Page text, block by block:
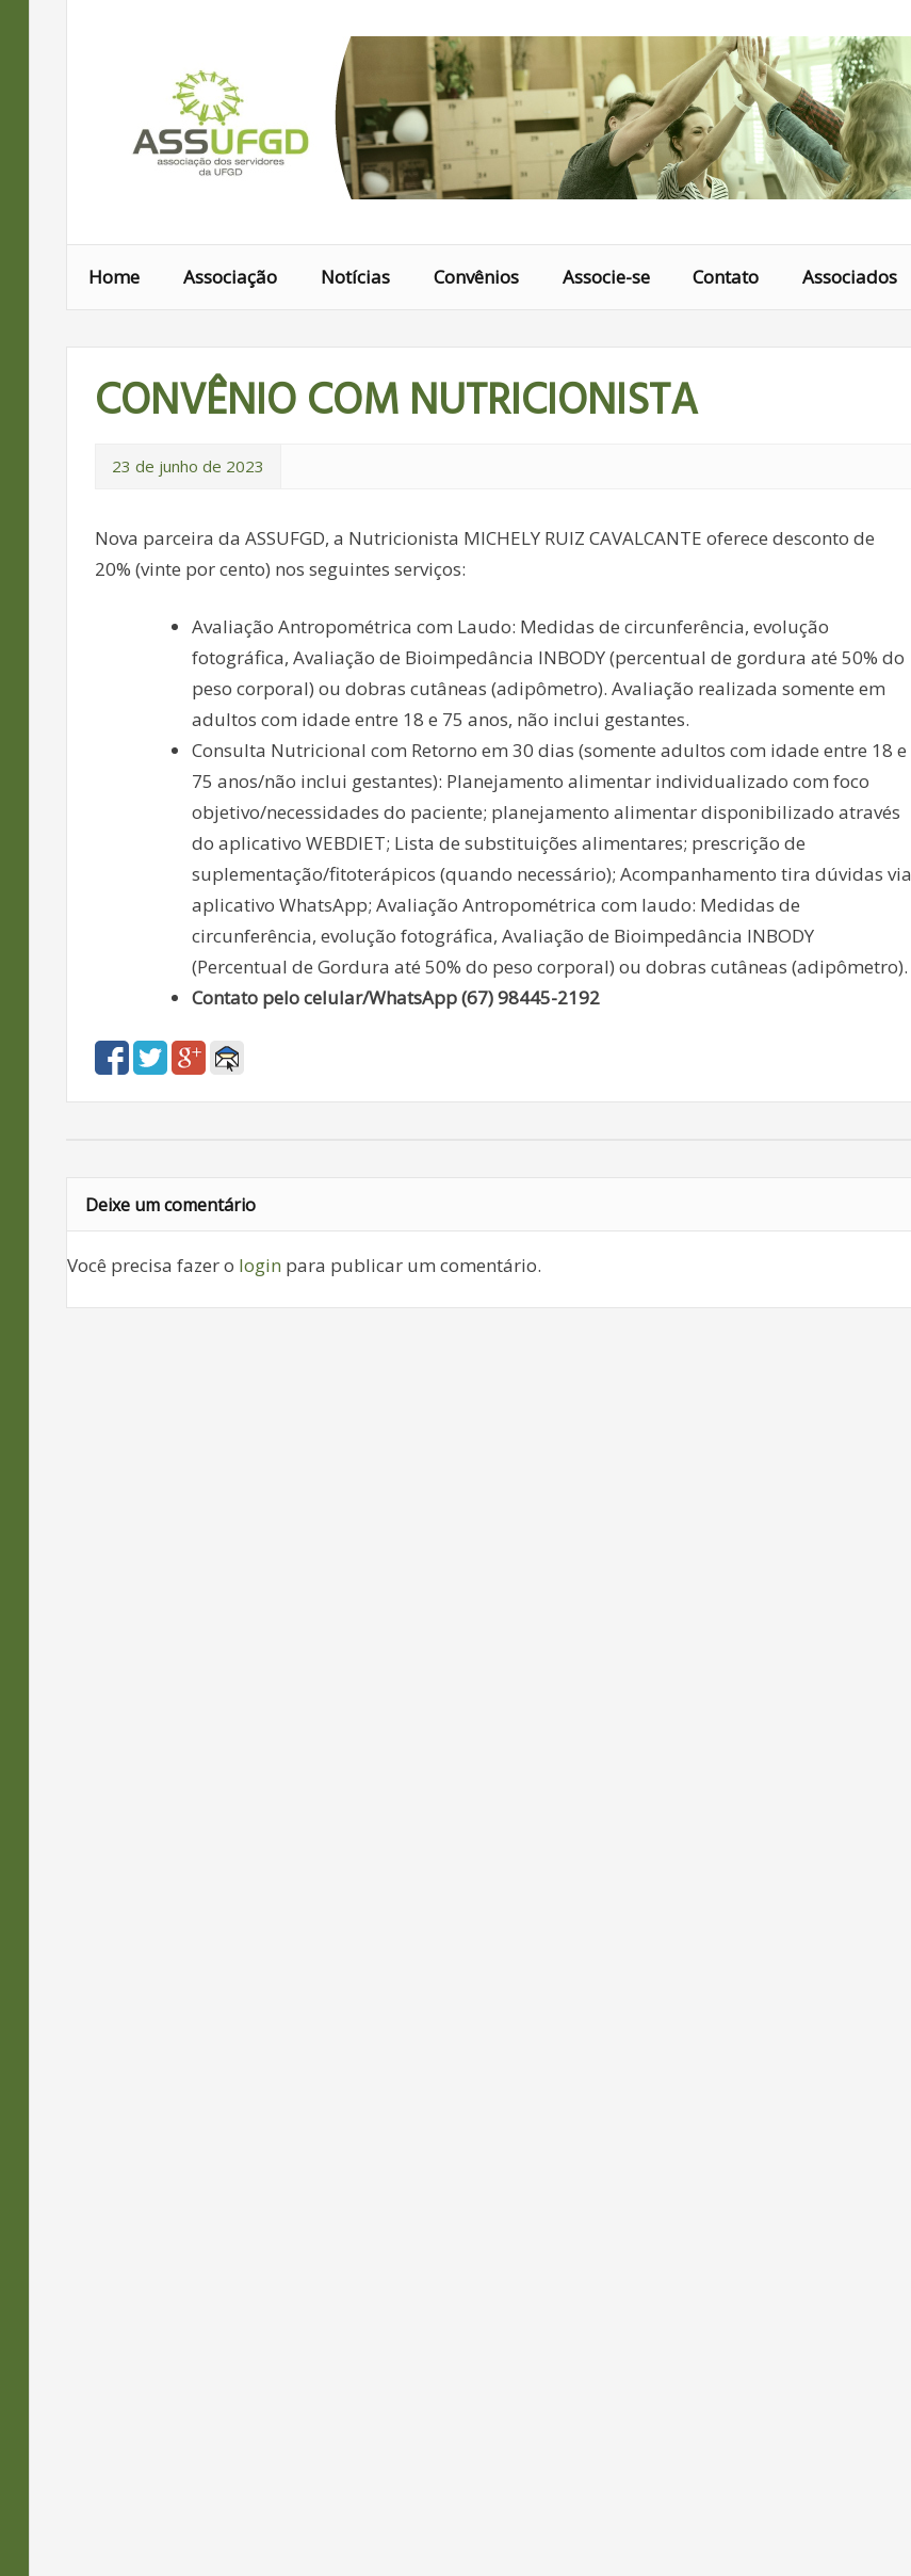
Home Associação Notícias Convênios Associe-se Contato Associados
CONVÊNIO COM NUTRICIONISTA
23 de junho de 2023
Nova parceira da ASSUFGD, a Nutricionista MICHELY RUIZ CAVALCANTE oferece desconto de
20% (vinte por cento) nos seguintes serviços:
Avaliação Antropométrica com Laudo: Medidas de circunferência, evolução
fotográfica, Avaliação de Bioimpedância INBODY (percentual de gordura até 50% do
peso corporal) ou dobras cutâneas (adipômetro). Avaliação realizada somente em
adultos com idade entre 18 e 75 anos, não inclui gestantes.
Consulta Nutricional com Retorno em 30 dias (somente adultos com idade entre 18 e
75 anos/não inclui gestantes): Planejamento alimentar individualizado com foco
objetivo/necessidades do paciente; planejamento alimentar disponibilizado através
do aplicativo WEBDIET; Lista de substituições alimentares; prescrição de
suplementação/fitoterápicos (quando necessário); Acompanhamento tira dúvidas via
aplicativo WhatsApp; Avaliação Antropométrica com laudo: Medidas de
circunferência, evolução fotográfica, Avaliação de Bioimpedância lNBODY
(Percentual de Gordura até 50% do peso corporal) ou dobras cutâneas (adipômetro).
Contato pelo celular/WhatsApp (67) 98445-2192
Deixe um comentário
Você precisa fazer o login para publicar um comentário.